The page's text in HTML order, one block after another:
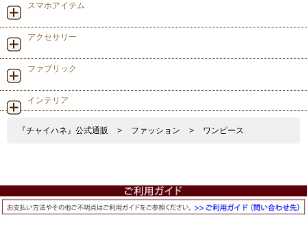
スマホアイテム
アクセサリー
ファブリック
インテリア
『チャイハネ』公式通販 > ファッション > ワンピース